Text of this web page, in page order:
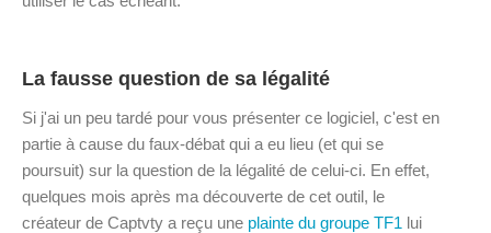
La fausse question de sa légalité
Si j'ai un peu tardé pour vous présenter ce logiciel, c'est en
partie à cause du faux-débat qui a eu lieu (et qui se
poursuit) sur la question de la légalité de celui-ci. En effet,
quelques mois après ma découverte de cet outil, le
créateur de Captvty a reçu une plainte du groupe TF1 lui